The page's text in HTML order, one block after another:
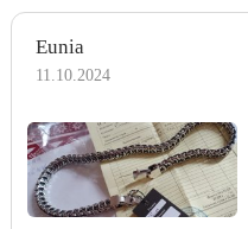
Eunia
11.10.2024